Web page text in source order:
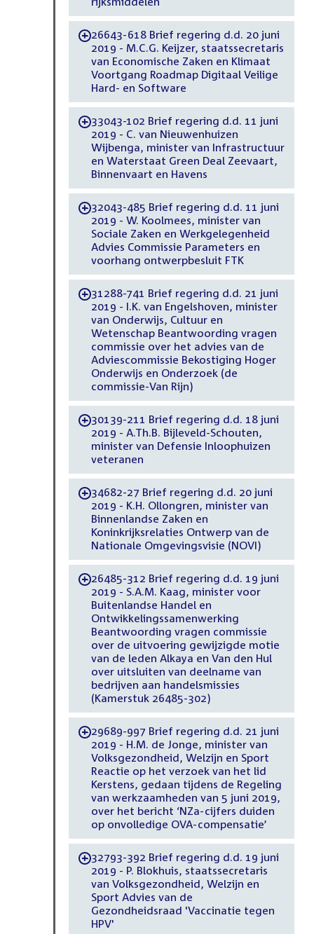
-26643-618 Brief regering d.d. 20 juni
2019 - M.C.G. Keijzer, staatssecretaris
van Economische Zaken en Klimaat
Voortgang Roadmap Digitaal Veilige
Hard- en Software
-33043-102 Brief regering d.d. 11 juni
2019 - C. van Nieuwenhuizen
Wijbenga, minister van Infrastructuur
en Waterstaat Green Deal Zeevaart,
Binnenvaart en Havens
-32043-485 Brief regering d.d. 11 juni
2019 - W. Koolmees, minister van
Sociale Zaken en Werkgelegenheid
Advies Commissie Parameters en
voorhang ontwerpbesluit FTK
-31288-741 Brief regering d.d. 21 juni
2019 - I.K. van Engelshoven, minister
van Onderwijs, Cultuur en
Wetenschap Beantwoording vragen
commissie over het advies van de
Adviescommissie Bekostiging Hoger
Onderwijs en Onderzoek (de
commissie-Van Rijn)
-30139-211 Brief regering d.d. 18 juni
2019 - A.Th.B. Bijleveld-Schouten,
minister van Defensie Inloophuizen
veteranen
-34682-27 Brief regering d.d. 20 juni
2019 - K.H. Ollongren, minister van
Binnenlandse Zaken en
Koninkrijksrelaties Ontwerp van de
Nationale Omgevingsvisie (NOVI)
-26485-312 Brief regering d.d. 19 juni
2019 - S.A.M. Kaag, minister voor
Buitenlandse Handel en
Ontwikkelingssamenwerking
Beantwoording vragen commissie
over de uitvoering gewijzigde motie
van de leden Alkaya en Van den Hul
over uitsluiten van deelname van
bedrijven aan handelsmissies
(Kamerstuk 26485-302)
-29689-997 Brief regering d.d. 21 juni
2019 - H.M. de Jonge, minister van
Volksgezondheid, Welzijn en Sport
Reactie op het verzoek van het lid
Kerstens, gedaan tijdens de Regeling
van werkzaamheden van 5 juni 2019,
over het bericht ‘NZa-cijfers duiden
op onvolledige OVA-compensatie’
-32793-392 Brief regering d.d. 19 juni
2019 - P. Blokhuis, staatssecretaris
van Volksgezondheid, Welzijn en
Sport Advies van de
Gezondheidsraad 'Vaccinatie tegen
HPV'